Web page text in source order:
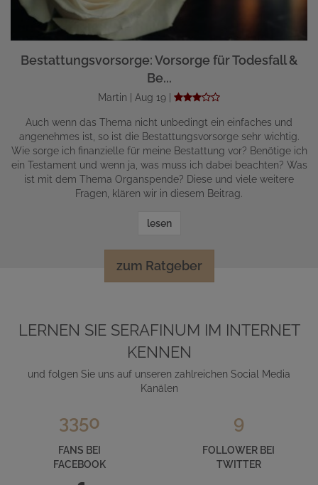
Bestattungsvorsorge: Vorsorge für Todesfall &
Be...
Martin | Aug 19 |
Auch wenn das Thema nicht unbedingt ein einfaches und
angenehmes ist, so ist die Bestattungsvorsorge sehr wichtig.
Wie sorge ich finanzielle für meine Bestattung vor? Benötige ich
ein Testament und wenn ja, was muss ich dabei beachten? Was
ist mit dem Thema Organspende? Diese und viele weitere
Fragen, klären wir in diesem Beitrag.
lesen
zum Ratgeber
LERNEN SIE SERAFINUM IM INTERNET
KENNEN
und folgen Sie uns auf unseren zahlreichen Social Media
Kanälen
3350
FANS BEI
FACEBOOK
9
FOLLOWER BEI
TWITTER